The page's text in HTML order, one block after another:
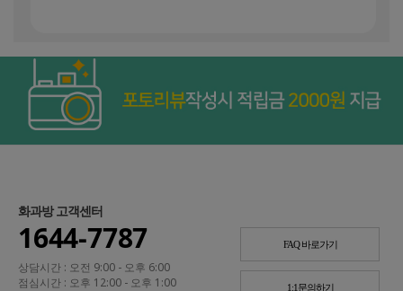
화과방 고객센터
1644-7787
상담시간 : 오전 9:00 - 오후 6:00
점심시간 : 오후 12:00 - 오후 1:00
FAQ 바로가기
1:1문의하기